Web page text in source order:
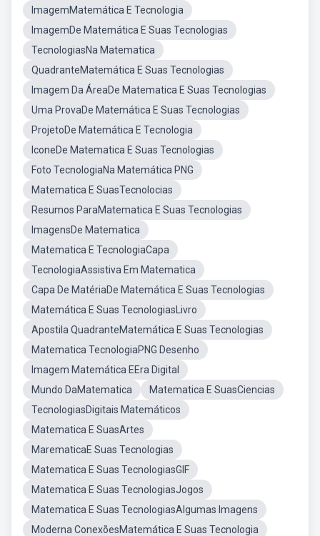
ImagemMatemática E Tecnologia
ImagemDe Matemática E Suas Tecnologias
TecnologiasNa Matematica
QuadranteMatemática E Suas Tecnologias
Imagem Da ÁreaDe Matematica E Suas Tecnologias
Uma ProvaDe Matemática E Suas Tecnologias
ProjetoDe Matemática E Tecnologia
IconeDe Matematica E Suas Tecnologias
Foto TecnologiaNa Matemática PNG
Matematica E SuasTecnolocias
Resumos ParaMatematica E Suas Tecnologias
ImagensDe Matematica
Matematica E TecnologiaCapa
TecnologiaAssistiva Em Matematica
Capa De MatériaDe Matemática E Suas Tecnologias
Matemática E Suas TecnologiasLivro
Apostila QuadranteMatemática E Suas Tecnologias
Matematica TecnologiaPNG Desenho
Imagem Matemática EEra Digital
Mundo DaMatematica
Matematica E SuasCiencias
TecnologiasDigitais Matemáticos
Matematica E SuasArtes
MarematicaE Suas Tecnologias
Matematica E Suas TecnologiasGIF
Matematica E Suas TecnologiasJogos
Matematica E Suas TecnologiasAlgumas Imagens
Moderna ConexõesMatemática E Suas Tecnologia